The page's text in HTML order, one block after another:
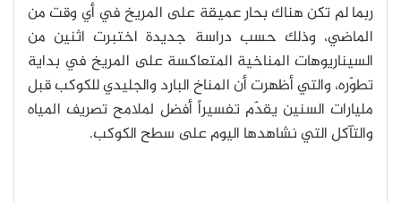
ربما لم تكن هناك بحار عميقة على المريخ في أي وقت من
الماضي، وذلك حسب دراسة جديدة اختبرت اثنين من
السيناريوهات المناخية المتعاكسة على المريخ في بداية
تطوّره، والتي أظهرت أن المناخ البارد والجليدي للكوكب قبل
مليارات السنين يقدّم تفسيراً أفضل لملامح تصريف المياه
والتآكل التي نشاهدها اليوم على سطح الكوكب.